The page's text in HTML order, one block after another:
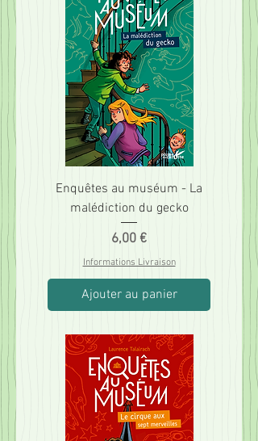
Enquêtes au muséum - La
malédiction du gecko
Prix
6,00 €
Informations Livraison
Ajouter au panier